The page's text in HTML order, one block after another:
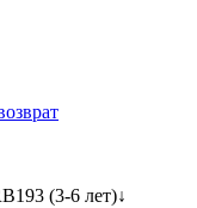
(3-6 лет)↓